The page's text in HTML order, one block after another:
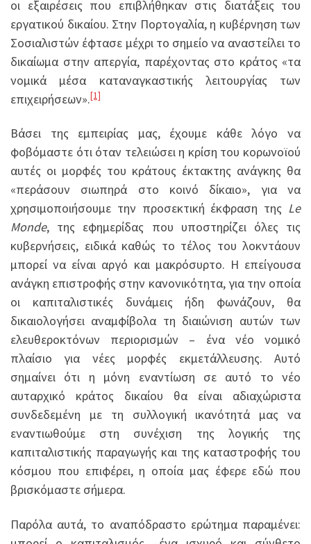
οι εξαιρέσεις που επιβλήθηκαν στις διατάξεις του
εργατικού δικαίου. Στην Πορτογαλία, η κυβέρνηση των
Σοσιαλιστών έφτασε μέχρι το σημείο να αναστείλει το
δικαίωμα στην απεργία, παρέχοντας στο κράτος «τα
νομικά μέσα καταναγκαστικής λειτουργίας των
επιχειρήσεων».[1]
Βάσει της εμπειρίας μας, έχουμε κάθε λόγο να
φοβόμαστε ότι όταν τελειώσει η κρίση του κορωνοϊού
αυτές οι μορφές του κράτους έκτακτης ανάγκης θα
«περάσουν σιωπηρά στο κοινό δίκαιο», για να
χρησιμοποιήσουμε την προσεκτική έκφραση της Le
Monde, της εφημερίδας που υποστηρίζει όλες τις
κυβερνήσεις, ειδικά καθώς το τέλος του λοκντάουν
μπορεί να είναι αργό και μακρόσυρτο. Η επείγουσα
ανάγκη επιστροφής στην κανονικότητα, για την οποία
οι καπιταλιστικές δυνάμεις ήδη φωνάζουν, θα
δικαιολογήσει αναμφίβολα τη διαιώνιση αυτών των
ελευθεροκτόνων περιορισμών – ένα νέο νομικό
πλαίσιο για νέες μορφές εκμετάλλευσης. Αυτό
σημαίνει ότι η μόνη εναντίωση σε αυτό το νέο
αυταρχικό κράτος δικαίου θα είναι αδιαχώριστα
συνδεδεμένη με τη συλλογική ικανότητά μας να
εναντιωθούμε στη συνέχιση της λογικής της
καπιταλιστικής παραγωγής και της καταστροφής του
κόσμου που επιφέρει, η οποία μας έφερε εδώ που
βρισκόμαστε σήμερα.
Παρόλα αυτά, το αναπόδραστο ερώτημα παραμένει: